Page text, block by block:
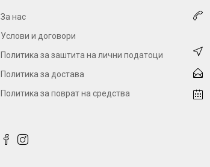
За нас
Услови и договори
Политика за заштита на лични податоци
Политика за достава
Политика за поврат на средства